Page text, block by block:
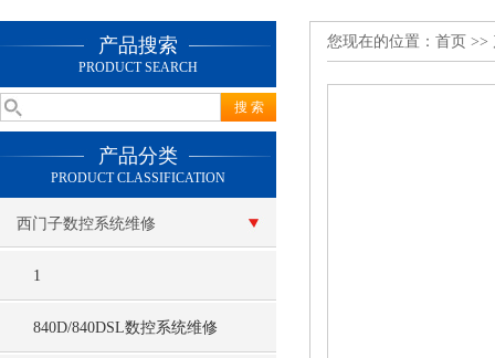
产品搜索
PRODUCT SEARCH
产品分类
PRODUCT CLASSIFICATION
西门子数控系统维修
1
840D/840DSL数控系统维修
您现在的位置： 首页 >>